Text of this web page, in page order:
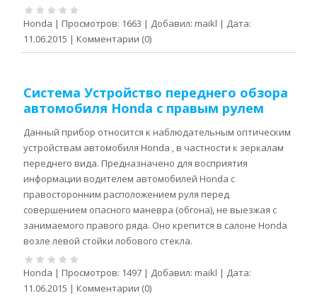
Honda | Просмотров: 1663 | Добавил: maikl | Дата:
11.06.2015 | Комментарии (0)
Система Устройство переднего обзора
автомобиля Honda с правым рулем
Данный прибор относится к наблюдательным оптическим
устройствам автомобиля Honda , в частности к зеркалам
переднего вида. Предназначено для восприятия
информации водителем автомобилей Honda с
правосторонним расположением руля перед
совершением опасного маневра (обгона), не выезжая с
занимаемого правого ряда. Оно крепится в салоне Honda
возле левой стойки лобового стекла.
Honda | Просмотров: 1497 | Добавил: maikl | Дата:
11.06.2015 | Комментарии (0)